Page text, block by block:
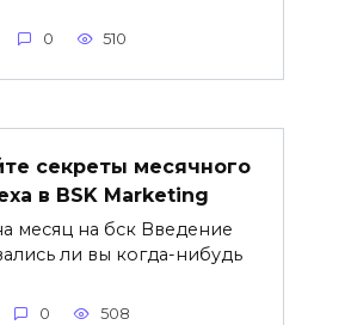
0 510
секреты месячного
в BSK Marketing
месяц на бск Введение
ли вы когда-нибудь
0 508